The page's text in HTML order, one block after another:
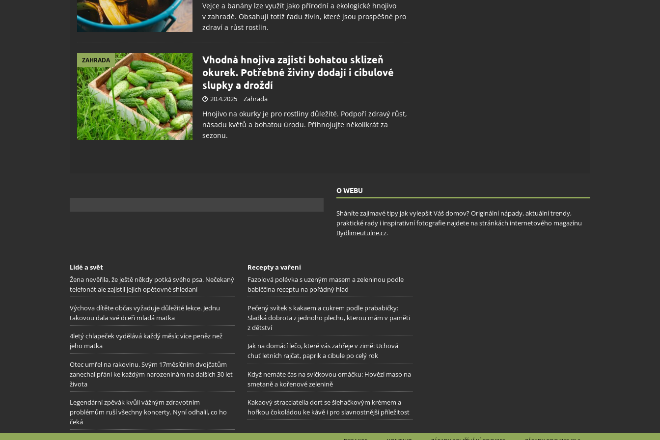
Vejce a banány lze využít jako přírodní a ekologické hnojivo
v zahradě. Obsahují totiž řadu živin, které jsou prospěšné pro
zdraví a růst rostlin.
ZAHRADA
Vhodná hnojiva zajistí bohatou sklizeň
okurek. Potřebné živiny dodají i cibulové
slupky a droždí
20.4.2025 Zahrada
Hnojivo na okurky je pro rostliny důležité. Podpoří zdravý růst,
násadu květů a bohatou úrodu. Přihnojujte několikrát za
sezonu.
O WEBU
Sháníte zajímavé tipy jak vylepšit Váš domov? Originální nápady, aktuální trendy,
praktické rady i inspirativní fotografie najdete na stránkách internetového magazínu
Bydlimeutulne.cz.
Lidé a svět
Žena nevěřila, že ještě někdy potká svého psa. Nečekaný
telefonát ale zajistil jejich opětovné shledaní
Výchova dítěte občas vyžaduje důležité lekce. Jednu
takovou dala své dceři mladá matka
4letý chlapeček vydělává každý měsíc více peněz než
jeho matka
Otec umřel na rakovinu. Svým 17měsíčním dvojčatům
zanechal přání ke každým narozeninám na dalších 30 let
života
Legendární zpěvák kvůli vážným zdravotním
problémům ruší všechny koncerty. Nyní odhalil, co ho
čeká
Recepty a vaření
Fazolová polévka s uzeným masem a zeleninou podle
babiččina receptu na pořádný hlad
Pečený svítek s kakaem a cukrem podle prababičky:
Sladká dobrota z jednoho plechu, kterou mám v paměti
z dětství
Jak na domácí lečo, které vás zahřeje v zimě: Uchová
chuť letních rajčat, paprik a cibule po celý rok
Když nemáte čas na svíčkovou omáčku: Hovězí maso na
smetaně a kořenové zelenině
Kakaový stracciatella dort se šlehačkovým krémem a
hořkou čokoládou ke kávě i pro slavnostnější příležitost